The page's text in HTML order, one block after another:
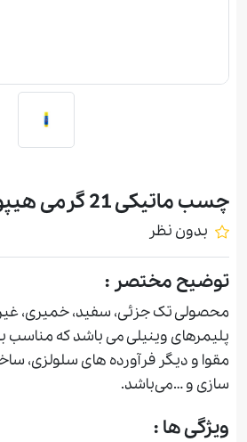
چسب ماتیکی 21 گرمی هيپو
بدون نظر
توضیح مختصر :
محصولی تک جزئی، سفید، خمیری،
پلیمرهای وینیلی می باشد که مناسب
مقوا و دیگر فرآورده های سلولزی،
سازی و …می‌باشد.
ویژگی ها :